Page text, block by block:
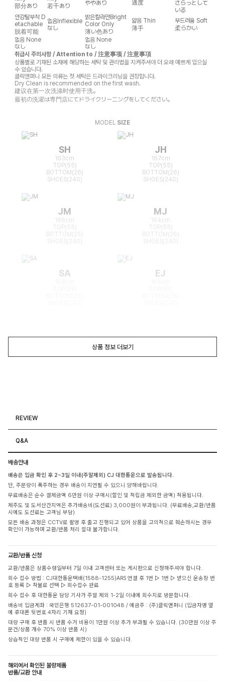
部分あり
若干あり
ややあり 適度
さらっとして
いる
안감탈부착 D
etachable
脱着可能
없음Inflexible
なし
밝은칼라만Bright
Color Only
薄い色あり
얇음 Thin
薄手
부드러움 Soft
柔らかい
없음 None
なし
없음 None
なし
취급시 주의사항 / Attention to / 注意事项 / 注意事項
상품별로 기재된 소재에 해당하는 세탁 및 관리법을 지켜주셔야 더 오래 예쁘게 입으실
수 있습니다.
클릭앤퍼니 모든 의류는 첫 세탁은 드라이크리닝을 권장합니다.
Dry Clean is recommended on the first wash.
建议在第一次洗涤时使用干洗。
最初の洗濯は専門店にてドライクリーニングをしてください。
MODEL SIZE
SH
163cm
TOP(55)
BOTTOM(26)
SHOES(240)
JH
167cm
TOP(55)
BOTTOM(26)
SHOES(240)
JM
166cm
TOP(55)
BOTTOM(25)
MJ
164cm
TOP(55)
BOTTOM(26)
SA EJ
상품 정보 더보기
REVIEW
Q&A
배송안내
배송은 입금 확인 후 2~3일 이내(주말제외) CJ 대한통운으로 발송됩니다.
단, 주문량이 폭주하는 경우 배송이 지연될 수 있으니 양해바랍니다.
무료배송은 순수 결제금액 6만원 이상 구매시(할인 및 적립금 제외한 금액) 적용됩니다.
제주도 및 도서산간지역은 추가배송비(도선료) 3,000원이 부과됩니다. (무료배송,교환/반품
시에도 도선료는 고객님 부담)
모든 배송 과정은 CCTV로 촬영 후 출고 진행되고 있어 상품을 고의적으로 훼손하시는 경우
확인이 가능하며 교환/반품 처리 절대 불가합니다.
교환/반품 신청
교환/반품은 상품수령일부터 7일 이내 고객센터 또는 게시판으로 신청해주셔야 합니다.
회수 접수 방법 : CJ대한통운택배(1588-1255)ARS 연결 후 1번 ▷ 1번 ▷ 받으신 운송장 번
호 등록 ▷ 착불로 선택 ▷ 회수접수 완료
회수 접수 후 대한통운 담당 기사가 주말 제외 1-2일 이내에 회수지로 방문합니다.
배송비 입금계좌 : 국민은행 512637-01-001048 / 예금주 : (주)클릭앤퍼니 (입금자명 옆
에 휴대폰 뒷번호 4자리 기재 요청)
대량 구매 후 반품 시 반품 수거 비용이 1만원 이상 추가 부과될 수 있습니다. (30만원 이상 주
문건/상품 개수 70% 이상 반품 시)
상습적인 대량 반품 시 구매에 제한이 있을 수 있습니다.
해외에서 확인된 불량제품
반품/교환 안내